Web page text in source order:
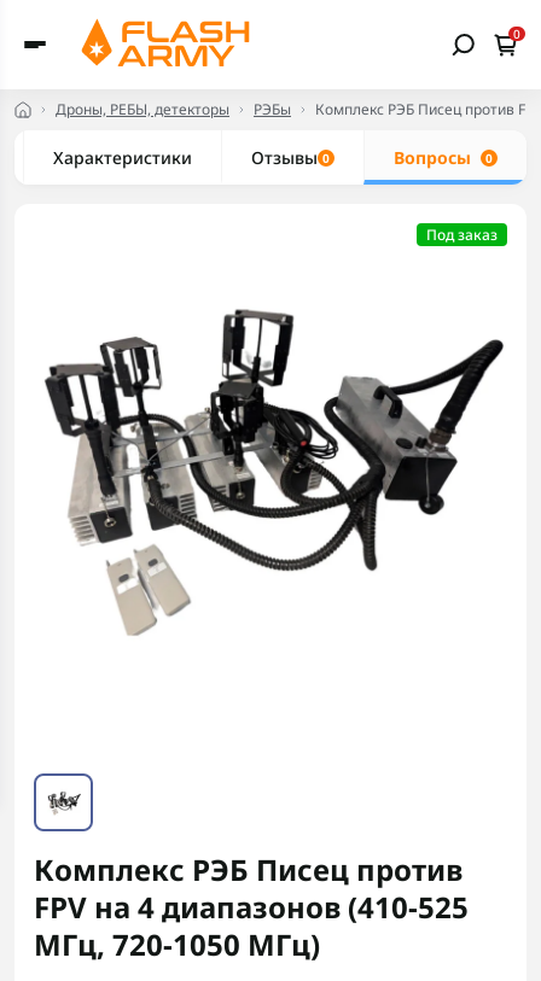
0
Дроны, РЕБЫ, детекторы РЭБы Комплекс РЭБ Писец против
Характеристики Отзывы 0 Вопросы 0
Под заказ
Комплекс РЭБ Писец против
FPV на 4 диапазонов (410-525
МГц, 720-1050 МГц)